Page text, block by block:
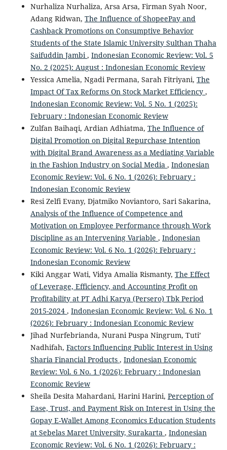
Nurhaliza Nurhaliza, Arsa Arsa, Firman Syah Noor,
Adang Ridwan, The Influence of ShopeePay and
Cashback Promotions on Consumptive Behavior
Students of the State Islamic University Sulthan Thaha
Saifuddin Jambi, Indonesian Economic Review: Vol. 5
No. 2 (2025): August : Indonesian Economic Review
Yessica Amelia, Ngadi Permana, Sarah Fitriyani, The
Impact Of Tax Reforms On Stock Market Efficiency ,
Indonesian Economic Review: Vol. 5 No. 1 (2025):
February : Indonesian Economic Review
Zulfan Baihaqi, Ardian Adhiatma, The Influence of
Digital Promotion on Digital Repurchase Intention
with Digital Brand Awareness as a Mediating Variable
in the Fashion Industry on Social Media , Indonesian
Economic Review: Vol. 6 No. 1 (2026): February :
Indonesian Economic Review
Resi Zelfi Evany, Djatmiko Noviantoro, Sari Sakarina,
Analysis of the Influence of Competence and
Motivation on Employee Performance through Work
Discipline as an Intervening Variable , Indonesian
Economic Review: Vol. 6 No. 1 (2026): February :
Indonesian Economic Review
Kiki Anggar Wati, Vidya Amalia Rismanty, The Effect
of Leverage, Efficiency, and Accounting Profit on
Profitability at PT Adhi Karya (Persero) Tbk Period
2015-2024 , Indonesian Economic Review: Vol. 6 No. 1
(2026): February : Indonesian Economic Review
Jihad Nurfebrianda, Nurani Puspa Ningrum, Tuti’
Nadhifah, Factors Influencing Public Interest in Using
Sharia Financial Products , Indonesian Economic
Review: Vol. 6 No. 1 (2026): February : Indonesian
Economic Review
Sheila Desita Mahardani, Harini Harini, Perception of
Ease, Trust, and Payment Risk on Interest in Using the
Gopay E-Wallet Among Economics Education Students
at Sebelas Maret University, Surakarta , Indonesian
Economic Review: Vol. 6 No. 1 (2026): February :